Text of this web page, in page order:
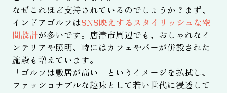
なぜこれほど支持されているのでしょうか？まず、
インドアゴルフはSNS映えするスタイリッシュな空
間設計が多いです。唐津市周辺でも、おしゃれなイ
ンテリアや照明、時にはカフェやバーが併設された
施設も増えています。
「ゴルフは敷居が高い」というイメージを払拭し、
ファッショナブルな趣味として若い世代に浸透して